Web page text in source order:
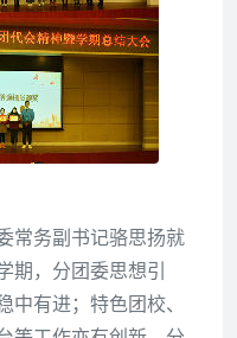
常务副书记骆思扬就
期，分团委思想引
中有进；特色团校、